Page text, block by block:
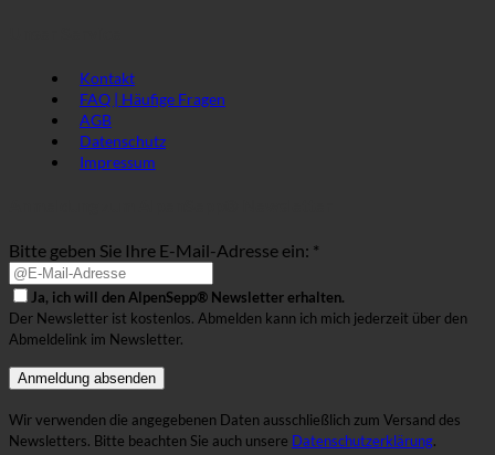
Kontakt
FAQ | Häufige Fragen
AGB
Datenschutz
Impressum
Bitte geben Sie Ihre E-Mail-Adresse ein: *
Ja, ich will den AlpenSepp® Newsletter erhalten.
Der Newsletter ist kostenlos. Abmelden kann ich mich jederzeit über den
Abmeldelink im Newsletter.
Wir verwenden die angegebenen Daten ausschließlich zum Versand des
Newsletters. Bitte beachten Sie auch unsere Datenschutzerklärung.